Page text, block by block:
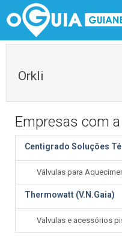
Orkli
Empresas com
Centigrado Soluções
Válvulas para
Thermowatt (V.N.Gaia)
Valvulas e acessórios